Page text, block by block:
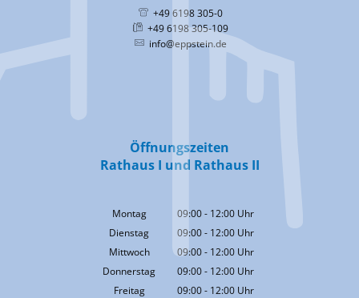
+49 6198 305-0
+49 6198 305-109
info@eppstein.de
Öffnungszeiten
Rathaus I und Rathaus II
Montag 09:00- 12:00 Uhr
Von 09:00 bis 12:00 Uhr
Dienstag 09:00- 12:00 Uhr
Von 09:00 bis 12:00 Uhr
Mittwoch 09:00- 12:00 Uhr
Von 09:00 bis 12:00 Uhr
Donnerstag 09:00- 12:00 Uhr
Von 09:00 bis 12:00 Uhr
Freitag 09:00- 12:00 Uhr